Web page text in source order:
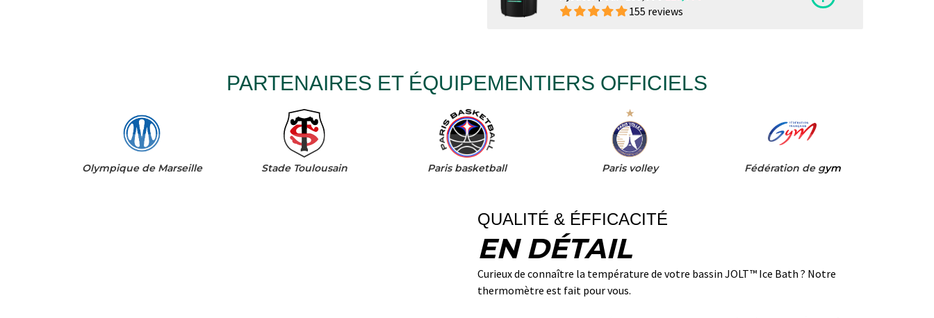
155 reviews
PARTENAIRES ET ÉQUIPEMENTIERS OFFICIELS
Olympique de Marseille Stade Toulousain Paris basketball Paris volley Fédération de gym
QUALITÉ & ÉFFICACITÉ
EN DÉTAIL
Curieux de connaître la température de votre bassin JOLT™ Ice Bath ? Notre
thermomètre est fait pour vous.